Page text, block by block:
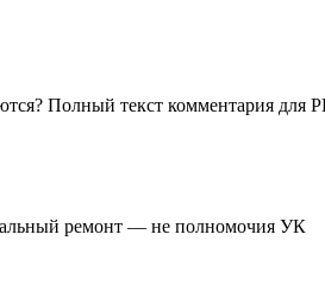
Полный текст комментария для
ремонт — не полномочия УК